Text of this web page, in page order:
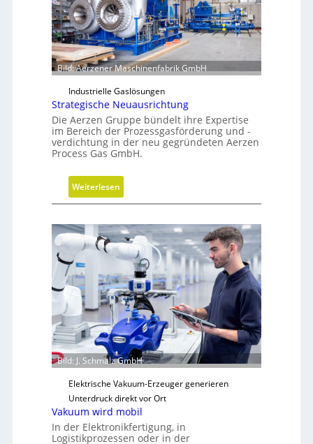
Bild: Aerzener Maschinenfabrik GmbH
Industrielle Gaslösungen
Strategische Neuausrichtung
Die Aerzen Gruppe bündelt ihre Expertise
im Bereich der Prozessgasförderung und -
verdichtung in der neu gegründeten Aerzen
Process Gas GmbH.
Weiterlesen
S
r
a
t
e
g
i
s
c
h
e
a
u
Bild: J. Schmalz GmbH
Elektrische Vakuum-Erzeuger generieren
Unterdruck direkt vor Ort
Vakuum wird mobil
In der Elektronikfertigung, in
Logistikprozessen oder in der